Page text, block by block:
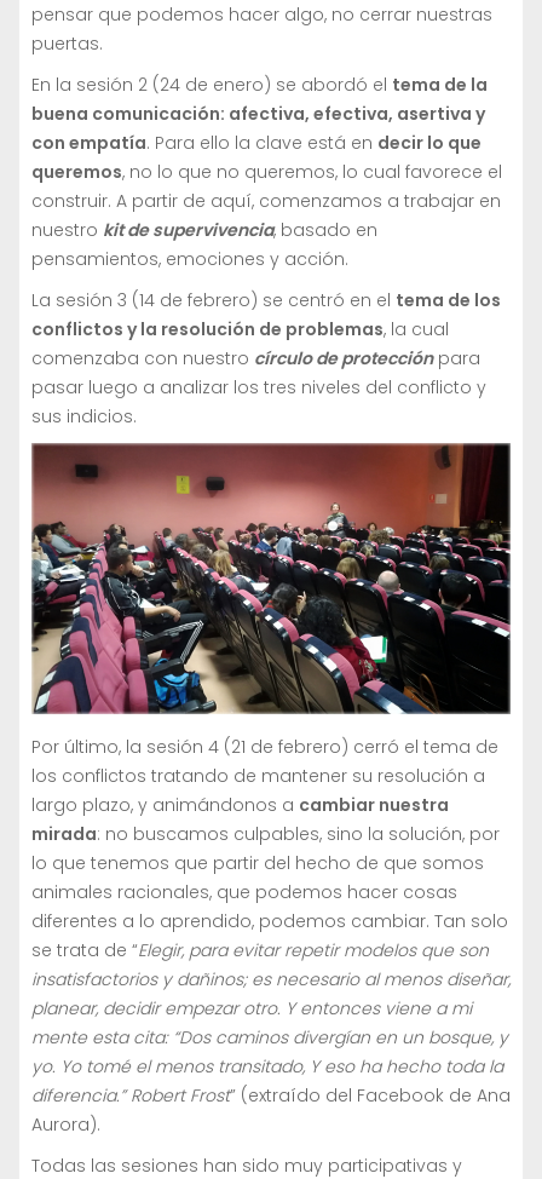
pensar que podemos hacer algo, no cerrar nuestras
puertas.
En la sesión 2 (24 de enero) se abordó el tema de la
buena comunicación: afectiva, efectiva, asertiva y
con empatía. Para ello la clave está en decir lo que
queremos, no lo que no queremos, lo cual favorece el
construir. A partir de aquí, comenzamos a trabajar en
nuestro kit de supervivencia, basado en
pensamientos, emociones y acción.
La sesión 3 (14 de febrero) se centró en el tema de los
conflictos y la resolución de problemas, la cual
comenzaba con nuestro círculo de protecciónpara
pasar luego a analizar los tres niveles del conflicto y
sus indicios.
Por último, la sesión 4 (21 de febrero) cerró el tema de
los conflictos tratando de mantener su resolución a
largo plazo, y animándonos a cambiar nuestra
mirada: no buscamos culpables, sino la solución, por
lo que tenemos que partir del hecho de que somos
animales racionales, que podemos hacer cosas
diferentes a lo aprendido, podemos cambiar. Tan solo
se trata de “Elegir, para evitar repetir modelos que son
insatisfactorios y dañinos; es necesario al menos diseñar,
planear, decidir empezar otro. Y entonces viene a mi
mente esta cita: “Dos caminos divergían en un bosque, y
yo. Yo tomé el menos transitado, Y eso ha hecho toda la
diferencia.” Robert Frost” (extraído del Facebook de Ana
Aurora).
Todas las sesiones han sido muy participativas y